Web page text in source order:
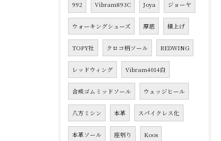
992 Vibram893C Joya ジョーヤ
ウォーキングシューズ 厚底 積上げ
TOPY社 クロコ柄ソール REDWING
レッドウィング Vibram4014白
合成ゴムミッドソール ウェッジヒール
八方ミシン 本革 スパイクレス化
本革ソール 座刳り Koos